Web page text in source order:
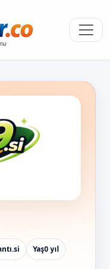
.si Yaş0 yıl